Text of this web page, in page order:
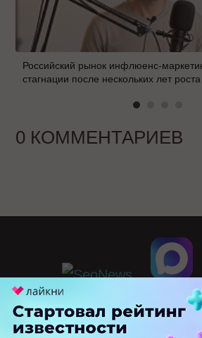
Российский рынок инфлюенс-
стагнации после нескольких лет роста
0 КОММЕНТАРИЕВ
ПЕРЕЙТИ НА
© SEOnews.ru Все права